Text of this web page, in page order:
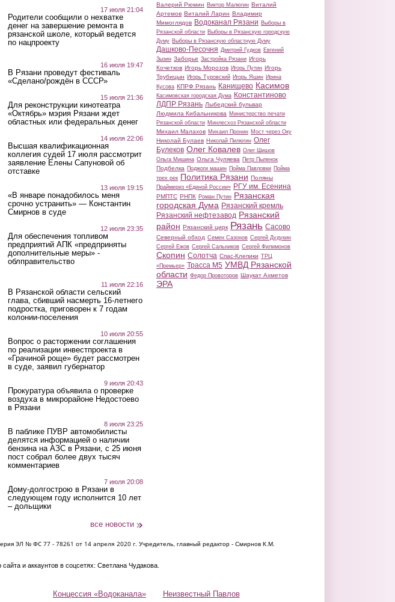
17 июля 21:04
Родители сообщили о нехватке
денег на завершение ремонта в
рязанской школе, который ведется
по нацпроекту
16 июля 19:47
В Рязани проведут фестиваль
«Сделано/рождён в СССР»
15 июля 21:36
Для реконструкции кинотеатра
«Октябрь» мэрия Рязани ждет
областных или федеральных денег
14 июля 22:06
Высшая квалификационная
коллегия судей 17 июля рассмотрит
заявление Елены Сапуновой об
отставке
13 июля 19:15
«В январе понадобилось меня
срочно устранить» — Константин
Смирнов в суде
12 июля 23:35
Для обеспечения топливом
предприятий АПК «предприняты
дополнительные меры» -
облправительство
11 июля 22:16
В Рязанской области сельский
глава, сбивший насмерть 16-летнего
подростка, приговорен к 7 годам
колонии-поселения
10 июля 20:55
Вопрос о расторжении соглашения
по реализации инвестпроекта в
«Грачиной роще» будет рассмотрен
в суде, заявил губернатор
9 июля 20:43
Прокуратура объявила о проверке
воздуха в микрорайоне Недостоево
в Рязани
8 июля 23:25
В паблике ПУВР автомобилисты
делятся информацией о наличии
бензина на АЗС в Рязани, с 25 июня
пост собрал более двух тысяч
комментариев
7 июля 20:08
Дому-долгострою в Рязани в
следующем году исполнится 10 лет
– дольщики
все новости
Валерий Рюмин Виктор Малюгин Виталий
Артемов Виталий Ларин Владимир
Мимоглядов Водоканал Рязани Выборы в
Рязанской области Выборы в Рязанскую городскую
Думу Выборы в Рязанскую областную Думу
Дашково-Песочня Дмитрий Гудков Евгений
Зызин Заборье Застройка Рязани Игорь
Кочетков Игорь Морозов Игорь Путин Игорь
Трубицын Игорь Туровский Игорь Яшин Ирина
Кусова КПРФ Рязань Канищево Касимов
Касимовская городская Дума Константиново
ЛДПР Рязань Лыбедский бульвар
Людмила Кибальникова Министерство печати
Рязанской области Минлесхоз Рязанской области
Михаил Малахов Михаил Пронин Мост через Оку
Николай Булаев Николай Пилюгин Олег
Булеков Олег Ковалев Олег Шишов
Ольга Мишина Ольга Чуляева Петр Пыленок
Подбелка Поджоги машин Пойма Павловки Пойма
трех рек Политика Рязани Поляны
Праймериз «Единой России» РГУ им. Есенина
РМПТС РНПК Роман Путин Рязанская
городская Дума Рязанский кремль
Рязанский нефтезавод Рязанский
район Рязанский цирк Рязань Сасово
Северный обход Семен Сазонов Сергей Дудукин
Сергей Ежов Сергей Сальников Сергей Филимонов
Скопин Солотча Спас-Клепики ТРЦ
«Премьер» Трасса М5 УМВД Рязанской
области Федор Провоторов Шаукат Ахметов
ЭРА
ЭЛ № ФС 77 - 78261 от 14 апреля 2020 г. Учредитель, главный редактор - Смирнов К.М.
и аккаунтов в соцсетях: Светлана Чудакова.
Концессия «Водоканала» Неизвестный Павлов